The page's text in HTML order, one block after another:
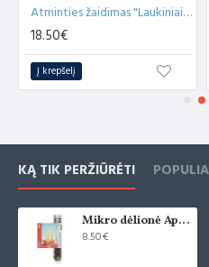
Atminties žaidimas "Laukiniai gyvūnai"
18.50€
Į krepšelį
KĄ TIK PERŽIŪRĖTI
Mikro dėlionė Aplankyk Barseloną
8.50€